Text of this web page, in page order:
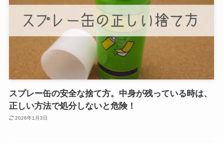
スプレー缶の安全な捨て方。中身が残っている時は、
正しい方法で処分しないと危険！
2026年1月3日